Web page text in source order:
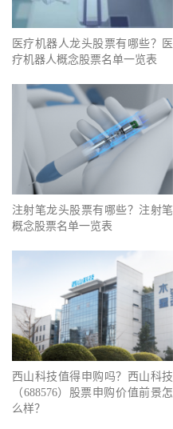
医疗机器人龙头股票有哪些？医
疗机器人概念股票名单一览表
注射笔龙头股票有哪些？注射笔
概念股票名单一览表
西山科技值得申购吗？西山科技
（688576）股票申购价值前景怎
么样？